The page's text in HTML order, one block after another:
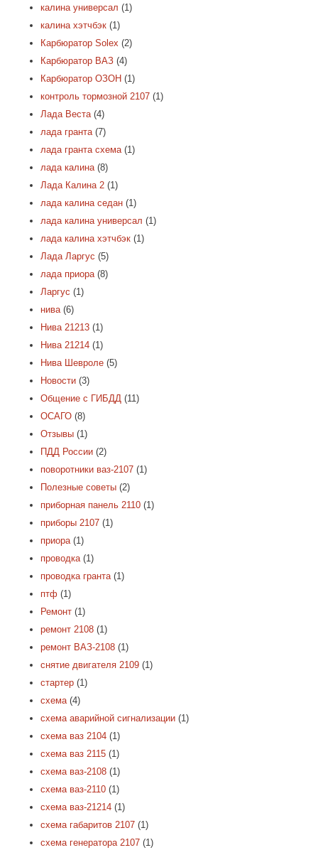
калина универсал (1)
калина хэтчбэк (1)
Карбюратор Solex (2)
Карбюратор ВАЗ (4)
Карбюратор ОЗОН (1)
контроль тормозной 2107 (1)
Лада Веста (4)
лада гранта (7)
лада гранта схема (1)
лада калина (8)
Лада Калина 2 (1)
лада калина седан (1)
лада калина универсал (1)
лада калина хэтчбэк (1)
Лада Ларгус (5)
лада приора (8)
Ларгус (1)
нива (6)
Нива 21213 (1)
Нива 21214 (1)
Нива Шевроле (5)
Новости (3)
Общение с ГИБДД (11)
ОСАГО (8)
Отзывы (1)
ПДД России (2)
поворотники ваз-2107 (1)
Полезные советы (2)
приборная панель 2110 (1)
приборы 2107 (1)
приора (1)
проводка (1)
проводка гранта (1)
птф (1)
Ремонт (1)
ремонт 2108 (1)
ремонт ВАЗ-2108 (1)
снятие двигателя 2109 (1)
стартер (1)
схема (4)
схема аварийной сигнализации (1)
схема ваз 2104 (1)
схема ваз 2115 (1)
схема ваз-2108 (1)
схема ваз-2110 (1)
схема ваз-21214 (1)
схема габаритов 2107 (1)
схема генератора 2107 (1)